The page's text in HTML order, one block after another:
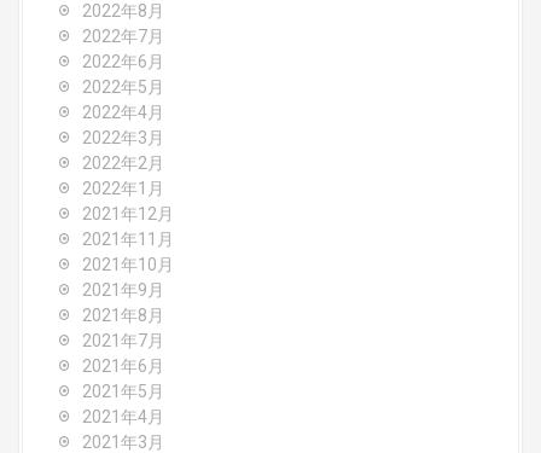
2022年8月
2022年7月
2022年6月
2022年5月
2022年4月
2022年3月
2022年2月
2022年1月
2021年12月
2021年11月
2021年10月
2021年9月
2021年8月
2021年7月
2021年6月
2021年5月
2021年4月
2021年3月